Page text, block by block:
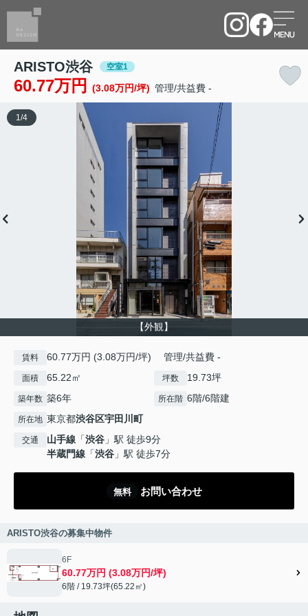
ARISTO渋谷 空室1
60.77万円 (3.08万円/坪) 管理/共益費 -
【外観】
1 /4
賃料 60.77万円 (3.08万円/坪) 管理/共益費 -
面積 65.22㎡ 坪数 19.73坪
築年数 築6年 所在階 6階/6階建
所在地 東京都渋谷区宇田川町
交通 山手線 「渋谷 」駅 徒歩9分
半蔵門線 「渋谷 」駅 徒歩7分
無料 お問い合わせ
ARISTO渋谷の募集中物件
6F
60.77万円 (3.08万円/坪)
6階 / 19.73坪(65.22㎡)